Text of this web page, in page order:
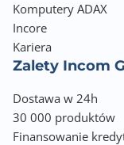
Komputery ADAX
Incore
Kariera
Zalety Incom
Dostawa w 24h
30 000 produktów
Finansowanie